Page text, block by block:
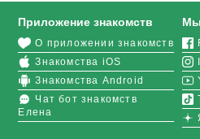
Приложение знакомств
О приложении знакомств
Знакомства iOS
Знакомства Android
Чат бот знакомств
Елена
Мы